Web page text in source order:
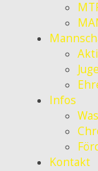
Infos
Kontakt